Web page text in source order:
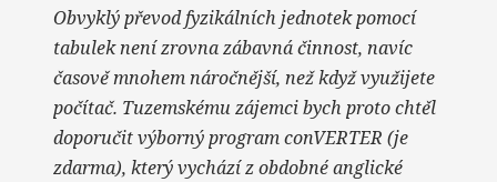
Obvyklý převod fyzikálních jednotek pomocí
tabulek není zrovna zábavná činnost, navíc
časově mnohem náročnější, než když využijete
počítač. Tuzemskému zájemci bych proto chtěl
doporučit výborný program conVERTER (je
zdarma), který vychází z obdobné anglické